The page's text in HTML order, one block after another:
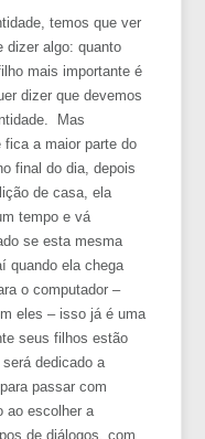
temos que ver
dizer algo: quanto
mais importante é
dizer que devemos
Mas
fica a maior parte do
final do dia, depois
de casa, ela
tempo e vá
se esta mesma
quando ela chega
o computador –
eles – isso já é uma
seus filhos estão
dedicado a
passar com
ao escolher a
de diálogos, com